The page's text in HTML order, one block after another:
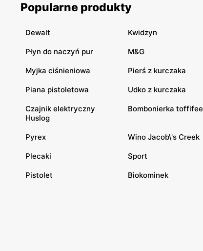
Popularne produkty
Dewalt Kwidzyn
Płyn do naczyń pur M&G
Myjka ciśnieniowa Pierś z kurczaka
Piana pistoletowa Udko z kurczaka
Czajnik elektryczny
Huslog
Bombonierka toffifee
Pyrex Wino Jacob\'s Creek
Plecaki Sport
Pistolet Biokominek